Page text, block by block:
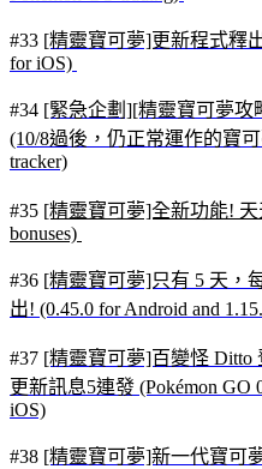
#33 [精靈寶可夢]更新程式釋
for iOS)
#34 [緊急企劃][精靈寶可夢攻
(10/8過後，仍正常運作的寶
tracker)
#35 [精靈寶可夢]全新功能!
bonuses)
#36 [精靈寶可夢]只有 5 天，
出! (0.45.0 for Android and
#37 [精靈寶可夢]百變怪 Ditto
更新訊息5連發 (Pokémon GO
iOS)
#38 [精靈寶可夢]新一代寶可